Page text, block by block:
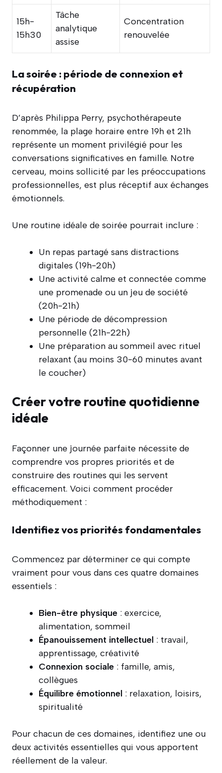
15h-
15h30
Tâche
analytique
assise
Concentration
renouvelée
La soirée : période de connexion et
récupération
D’après Philippa Perry, psychothérapeute
renommée, la plage horaire entre 19h et 21h
représente un moment privilégié pour les
conversations significatives en famille. Notre
cerveau, moins sollicité par les préoccupations
professionnelles, est plus réceptif aux échanges
émotionnels.
Une routine idéale de soirée pourrait inclure :
Un repas partagé sans distractions
digitales (19h-20h)
Une activité calme et connectée comme
une promenade ou un jeu de société
(20h-21h)
Une période de décompression
personnelle (21h-22h)
Une préparation au sommeil avec rituel
relaxant (au moins 30-60 minutes avant
le coucher)
Créer votre routine quotidienne
idéale
Façonner une journée parfaite nécessite de
comprendre vos propres priorités et de
construire des routines qui les servent
efficacement. Voici comment procéder
méthodiquement :
Identifiez vos priorités fondamentales
Commencez par déterminer ce qui compte
vraiment pour vous dans ces quatre domaines
essentiels :
Bien-être physique : exercice,
alimentation, sommeil
Épanouissement intellectuel : travail,
apprentissage, créativité
Connexion sociale : famille, amis,
collègues
Équilibre émotionnel : relaxation, loisirs,
spiritualité
Pour chacun de ces domaines, identifiez une ou
deux activités essentielles qui vous apportent
réellement de la valeur.